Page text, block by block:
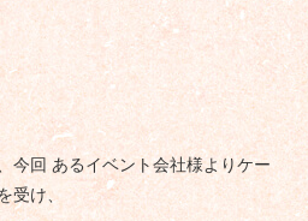
今回 あるイベント会社様よりケー
受け、